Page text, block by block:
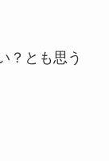
？とも思う